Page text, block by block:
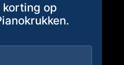
op